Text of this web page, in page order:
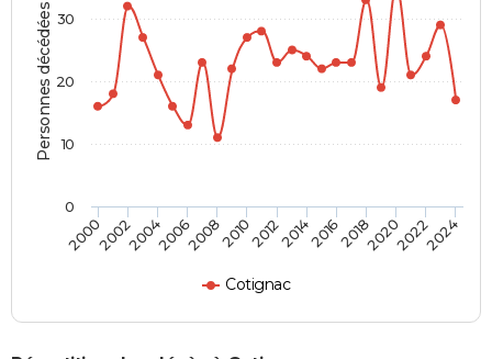
Personnes décédées
Cotignac
2000200220042006200820102012201420162018202020222024
0
10
20
30